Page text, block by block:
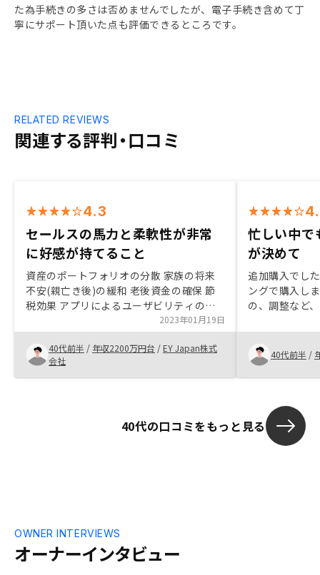
た為手続きの多さは否めませんでしたが、電子手続き含めて丁
寧にサポート頂いた点も評価できるところです。
関連する評判・口コミ
RELATED REVIEWS
4.3
セールスの馬力と柔軟性が非常
に好感が持てること
資産のポートフォリオの分散 家族の将来
不安(親亡き後)の緩和 老後資金の確保 節
税効果 アプリによるユーザビリティの高
さ 若手セールスの能力の高さ 柔軟な対応
ときめ細やかなフォローアップ 物件の新
陳代謝
2023年01月19日
40代前半 / 年収2200万円台 /EY Japan株式
会社
忙しい中で
が決めて
追加購入でし
ングで購入し
の、調整など
て、お任せで
間をあまりか
れる点が良か
40代前半 /
40代の口コミをもっと見る
オーナーインタビュー
OWNER INTERVIEWS